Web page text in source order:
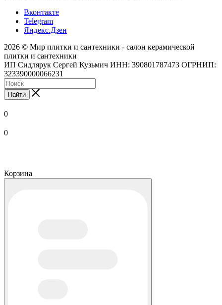
Вконтакте
Telegram
Яндекс.Дзен
2026 © Мир плитки и сантехники - салон керамической
плитки и сантехники
ИП Сидлярук Сергей Кузьмич ИНН: 390801787473 ОГРНИП:
323390000066231
Найти
0
0
Корзина